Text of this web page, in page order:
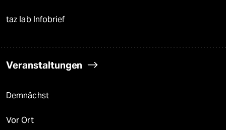
taz lab Infobrief
Veranstaltungen
Demnächst
Vor Ort